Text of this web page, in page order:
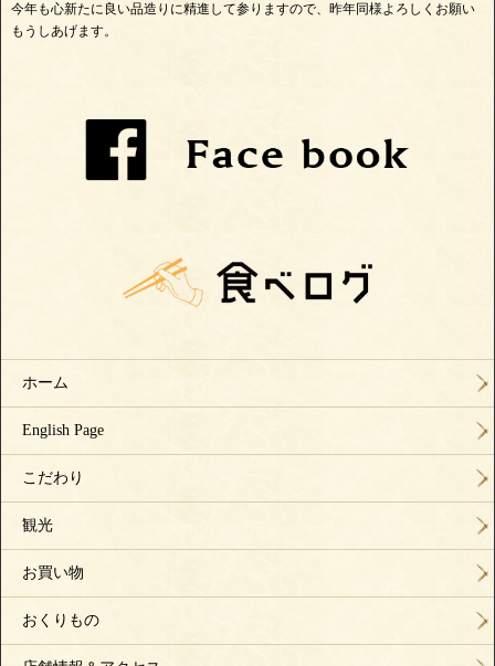
今年も心新たに良い品造りに精進して参りますので、昨年同様よろしくお願い
もうしあげます。
ホーム
English Page
こだわり
観光
お買い物
おくりもの